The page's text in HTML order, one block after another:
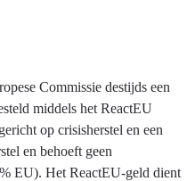
Commissie destijds een
middels het ReactEU
op crisisherstel en een
en behoeft geen
EU). Het ReactEU-geld dient